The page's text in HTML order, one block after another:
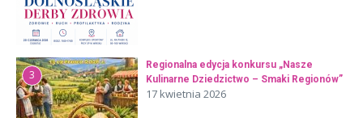
3
Regionalna edycja konkursu „Nasze
Kulinarne Dziedzictwo – Smaki Regionów”
17 kwietnia 2026